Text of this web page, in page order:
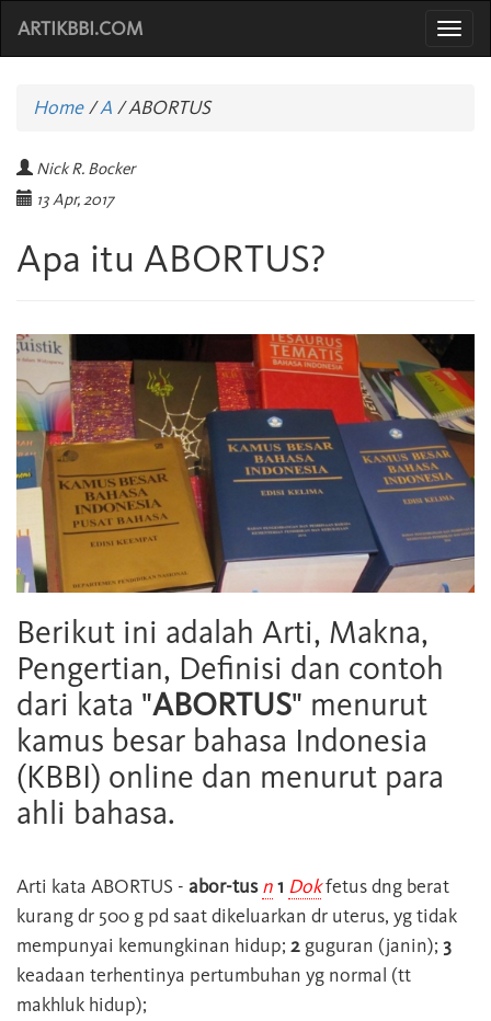
ARTIKBBI.COM
Home/A /ABORTUS
Nick R. Bocker
13 Apr, 2017
Apa itu ABORTUS?
Berikut ini adalah Arti, Makna,
Pengertian, Definisi dan contoh
dari kata "ABORTUS" menurut
kamus besar bahasa Indonesia
(KBBI) online dan menurut para
ahli bahasa.
Arti kata ABORTUS - abor-tus n1 Dokfetus dng berat
kurang dr 500 g pd saat dikeluarkan dr uterus, yg tidak
mempunyai kemungkinan hidup; 2 guguran (janin); 3
keadaan terhentinya pertumbuhan yg normal (tt
makhluk hidup);